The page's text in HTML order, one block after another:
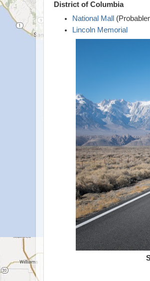
District of Columbia
National Mall
Lincoln Memorial